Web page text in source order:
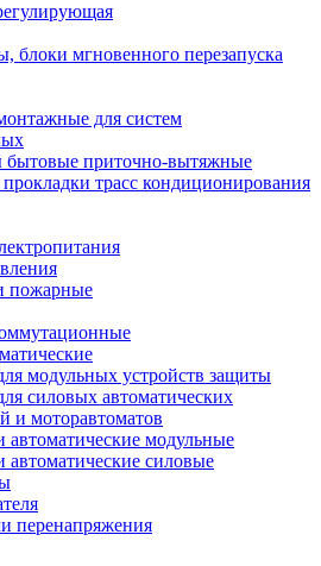
блоки мгновенного перезапуска
для систем
бытовые приточно-вытяжные
трасс кондиционирования
пожарные
модульных устройств защиты
силовых автоматических
и моторавтоматов
модульные
силовые
перенапряжения